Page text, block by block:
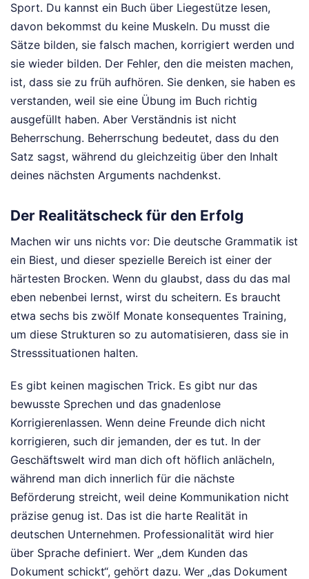
Sport. Du kannst ein Buch über Liegestütze lesen,
davon bekommst du keine Muskeln. Du musst die
Sätze bilden, sie falsch machen, korrigiert werden und
sie wieder bilden. Der Fehler, den die meisten machen,
ist, dass sie zu früh aufhören. Sie denken, sie haben es
verstanden, weil sie eine Übung im Buch richtig
ausgefüllt haben. Aber Verständnis ist nicht
Beherrschung. Beherrschung bedeutet, dass du den
Satz sagst, während du gleichzeitig über den Inhalt
deines nächsten Arguments nachdenkst.
Der Realitätscheck für den Erfolg
Machen wir uns nichts vor: Die deutsche Grammatik ist
ein Biest, und dieser spezielle Bereich ist einer der
härtesten Brocken. Wenn du glaubst, dass du das mal
eben nebenbei lernst, wirst du scheitern. Es braucht
etwa sechs bis zwölf Monate konsequentes Training,
um diese Strukturen so zu automatisieren, dass sie in
Stresssituationen halten.
Es gibt keinen magischen Trick. Es gibt nur das
bewusste Sprechen und das gnadenlose
Korrigierenlassen. Wenn deine Freunde dich nicht
korrigieren, such dir jemanden, der es tut. In der
Geschäftswelt wird man dich oft höflich anlächeln,
während man dich innerlich für die nächste
Beförderung streicht, weil deine Kommunikation nicht
präzise genug ist. Das ist die harte Realität in
deutschen Unternehmen. Professionalität wird hier
über Sprache definiert. Wer „dem Kunden das
Dokument schickt“, gehört dazu. Wer „das Dokument